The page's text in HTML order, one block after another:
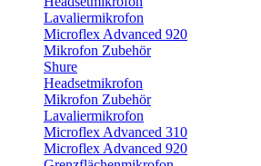
Lavaliermikrofon
Microflex Advanced 920
Mikrofon Zubehör
Shure
Headsetmikrofon
Mikrofon Zubehör
Lavaliermikrofon
Microflex Advanced 310
Microflex Advanced 920